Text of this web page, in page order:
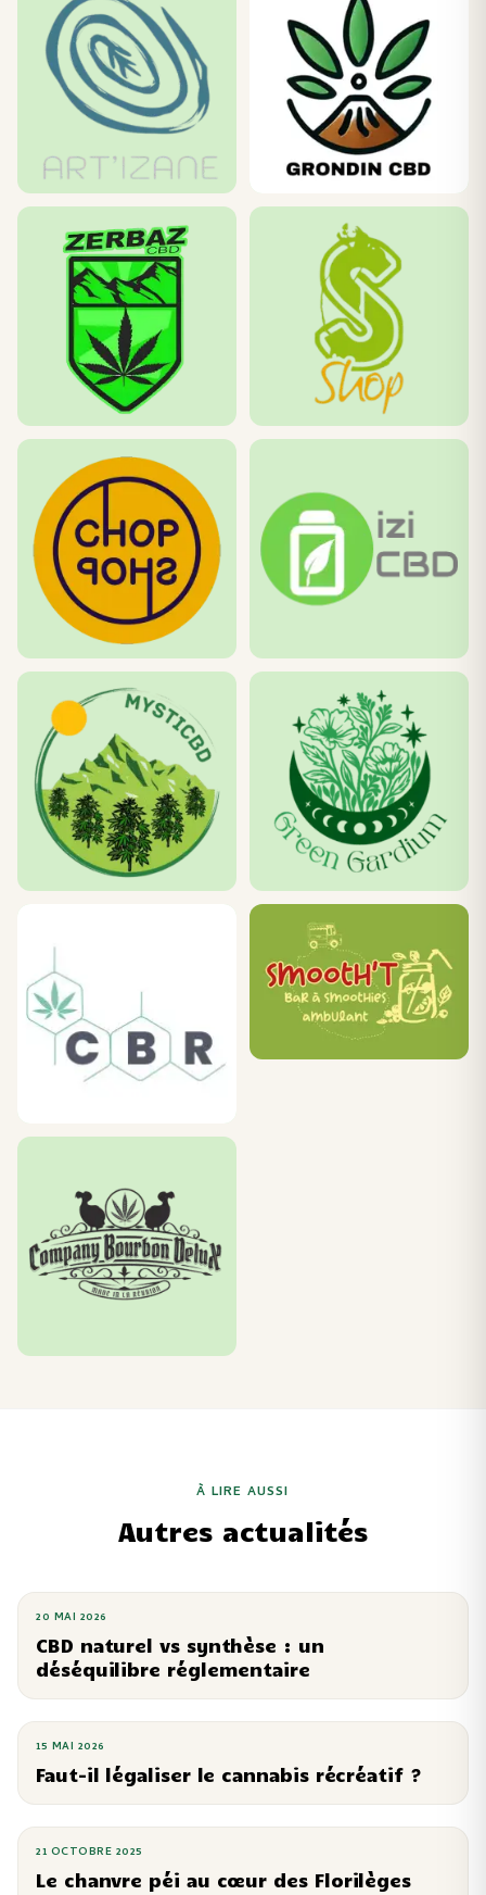
À LIRE AUSSI
Autres actualités
20 MAI 2026
CBD naturel vs synthèse : un
déséquilibre réglementaire
15 MAI 2026
Faut-il légaliser le cannabis récréatif ?
21 OCTOBRE 2025
Le chanvre péi au cœur des Florilèges